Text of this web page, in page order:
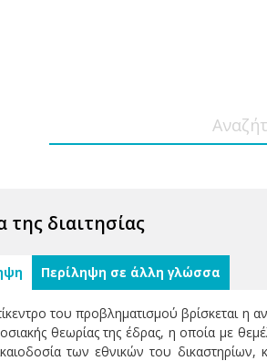
της διαιτησίας
Περίληψη σε άλλη γλώσσα
του προβληματισμού βρίσκεται η
θεωρίας της έδρας, η οποία με
των εθνικών του